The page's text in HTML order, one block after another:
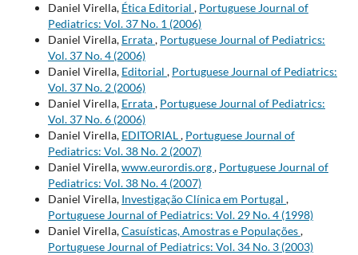
Daniel Virella, Ética Editorial , Portuguese Journal of
Pediatrics: Vol. 37 No. 1 (2006)
Daniel Virella, Errata, Portuguese Journal of Pediatrics:
Vol. 37 No. 4 (2006)
Daniel Virella, Editorial , Portuguese Journal of Pediatrics:
Vol. 37 No. 2 (2006)
Daniel Virella, Errata, Portuguese Journal of Pediatrics:
Vol. 37 No. 6 (2006)
Daniel Virella, EDITORIAL, Portuguese Journal of
Pediatrics: Vol. 38 No. 2 (2007)
Daniel Virella,www.eurordis.org, Portuguese Journal of
Pediatrics: Vol. 38 No. 4 (2007)
Daniel Virella, Investigação Clínica em Portugal ,
Portuguese Journal of Pediatrics: Vol. 29 No. 4 (1998)
Daniel Virella,Casuísticas, Amostras e Populações,
Portuguese Journal of Pediatrics: Vol. 34 No. 3 (2003)